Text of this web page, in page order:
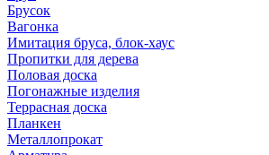
Брусок
Вагонка
Имитация бруса, блок-хаус
Пропитки для дерева
Половая доска
Погонажные изделия
Террасная доска
Планкен
Металлопрокат